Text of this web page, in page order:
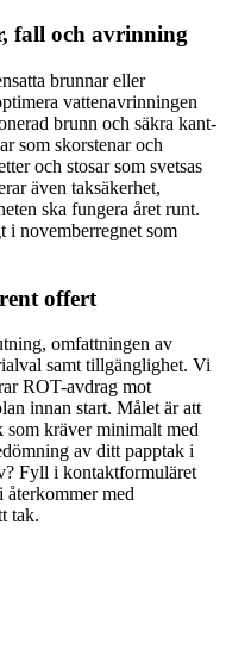
fall och avrinning
brunnar eller
vattenavrinningen
brunn och säkra kant-
som skorstenar och
och stosar som svetsas
även taksäkerhet,
ska fungera året runt.
i novemberregnet som
offert
omfattningen av
samt tillgänglighet. Vi
ROT-avdrag mot
innan start. Målet är att
som kräver minimalt med
av ditt papptak i
Fyll i kontaktformuläret
med
tak.